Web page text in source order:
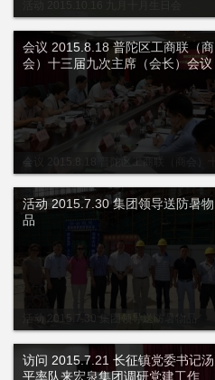
会议 2015.8.18 普陀区工商联（商会）十
会议 2015.8.18 普陀区工商联（商
会）十三届九次主席（会长）会议
活动 2015.7.30 集团领导送防暑物品
活动 2015.7.30 集团领导送防暑物
品
访问 2015.7.21 长征镇党委书记汤
平率队来宏泉集团调研党建工作